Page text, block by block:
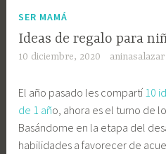
SER MAMÁ
Ideas de regalo para
10 diciembre, 2020 aninasalazar
El año pasado les compartí 10
de 1 año, ahora es el turno de
Basándome en la etapa del
habilidades a favorecer de